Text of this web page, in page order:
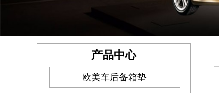
产品中心
欧美车后备箱垫